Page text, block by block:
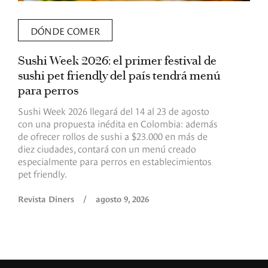
DÓNDE COMER
Sushi Week 2026: el primer festival de
sushi pet friendly del país tendrá menú
para perros
Sushi Week 2026 llegará del 14 al 23 de agosto
con una propuesta inédita en Colombia: además
de ofrecer rollos de sushi a $23.000 en más de
diez ciudades, contará con un menú creado
especialmente para perros en establecimientos
pet friendly.
Revista Diners / agosto 9, 2026